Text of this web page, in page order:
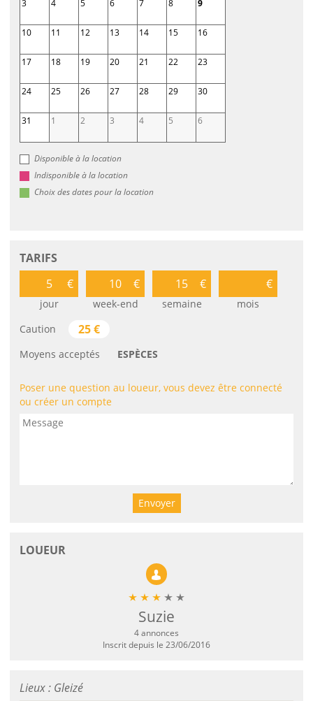
3 4 5 6 7 8 9
10 11 12 13 14 15 16
17 18 19 20 21 22 23
24 25 26 27 28 29 30
31 1 2 3 4 5 6
Disponible à la location
Indisponible à la location
Choix des dates pour la location
TARIFS
jour week-end semaine
mois
Caution
25€
Moyens acceptés ESPÈCES
Poser une question au loueur, vous devez être connecté
ou créer un compte
Envoyer
LOUEUR
Suzie
4 annonces
Inscrit depuis le 23/06/2016
Lieux : Gleizé